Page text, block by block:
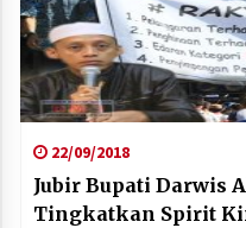
22/09/2018
Jubir Bupati Darwis
Tingkatkan Spirit